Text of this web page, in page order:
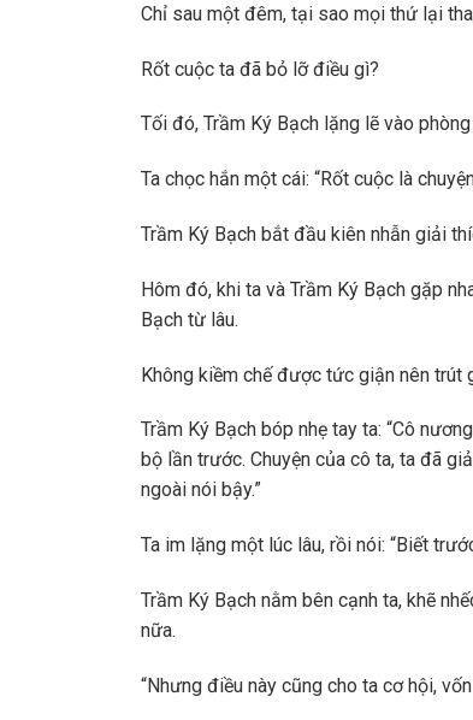
Chỉ sau một đêm, tại sao mọi thứ lại
Rốt cuộc ta đã bỏ lỡ điều gì?
Tối đó, Trầm Ký Bạch lặng lẽ vào
Ta chọc hắn một cái: “Rốt cuộc là
Trầm Ký Bạch bắt đầu kiên nhẫn giải
Hôm đó, khi ta và Trầm Ký Bạch gặp
Bạch từ lâu.
Không kiềm chế được tức giận nên trút
Trầm Ký Bạch bóp nhẹ tay ta: “Cô
bộ lần trước. Chuyện của cô ta, ta đã
ngoài nói bậy.”
Ta im lặng một lúc lâu, rồi nói: “Biết
Trầm Ký Bạch nằm bên cạnh ta, khẽ
nữa.
“Nhưng điều này cũng cho ta cơ hội,